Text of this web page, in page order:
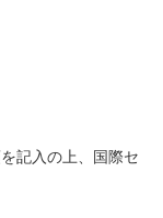
記入の上、国際セ